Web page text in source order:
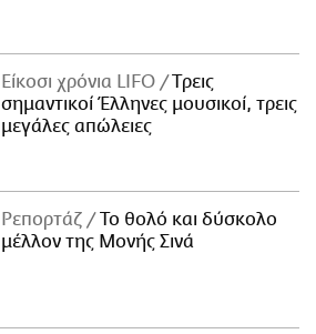
Είκοσι χρόνια LIFO
Tρεις
σημαντικοί Έλληνες μουσικοί, τρεις
μεγάλες απώλειες
Ρεπορτάζ
Το θολό και δύσκολο
μέλλον της Μονής Σινά